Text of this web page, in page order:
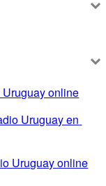
online
Uruguay en
Uruguay online